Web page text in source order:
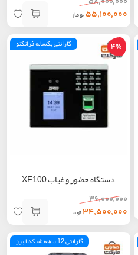
۵۵,۱۰۰,۰۰۰ تومان
گارانتی یکساله فراتکنو 4%
دستگاه حضور و غیاب XF100
۳۶,۰۰۰,۰۰۰
۳۴,۵۰۰,۰۰۰ تومان
گارانتی 12 ماهه شبکه البرز